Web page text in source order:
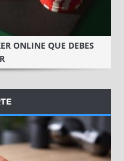
ONLINE QUE DEBES